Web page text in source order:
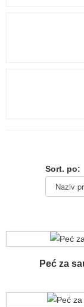
Sort. po:
Peć za